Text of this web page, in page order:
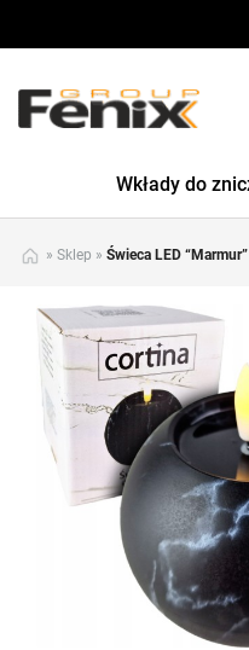
Wkłady do
» Sklep » Świeca LED